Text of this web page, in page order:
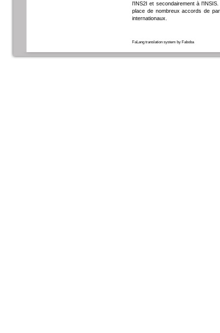
l’INS2I et secondairement à
place de nombreux accords de
internationaux.
FaLang translation system by Faboba